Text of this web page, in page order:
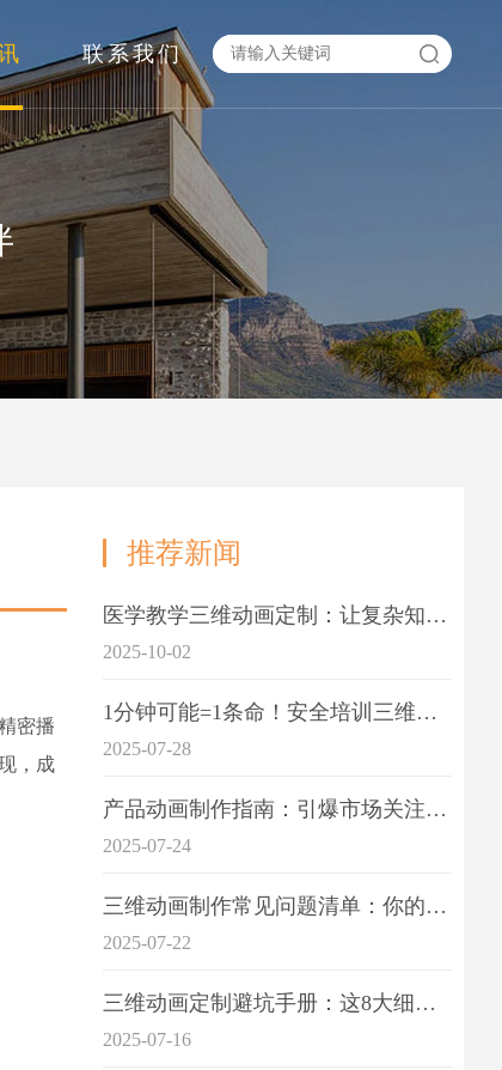
联系我们
密播
，成
推荐新闻
医学教学三维动画定制：让复杂知识一目了
2025-10-02
1分钟可能=1条命！安全培训三维动画制作成本效益深度拆解
2025-07-28
产品动画制作指南：引爆市场关注的视觉引擎
2025-07-24
三维动画制作常见问题清单：你的项目是否踩中这6大技术雷区？
2025-07-22
三维动画定制避坑手册：这8大细节重点关注
2025-07-16